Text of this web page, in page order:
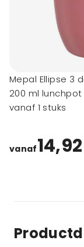
Mepal Ellipse 3
200 ml lunchpot
vanaf 1 stuks
vanaf14,92